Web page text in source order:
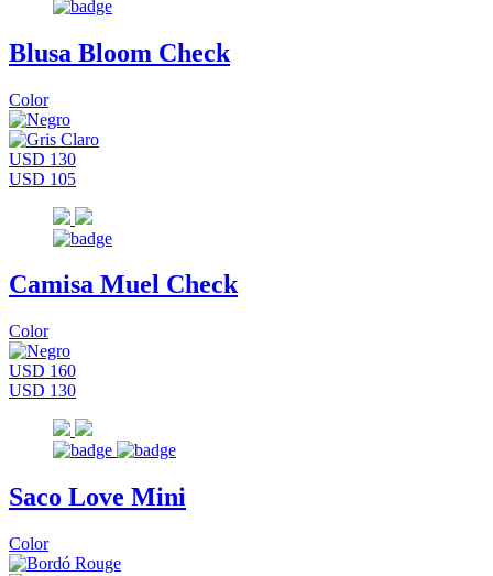
Blusa Bloom Check
Color
USD 130
USD 105
Camisa Muel Check
Color
USD 160
USD 130
Saco Love Mini
Color